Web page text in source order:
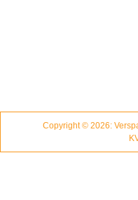
Copyright © 2026: